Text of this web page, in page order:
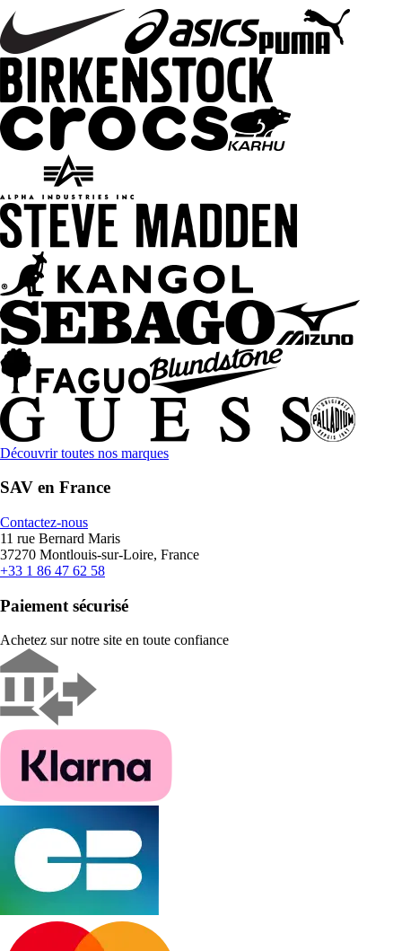
Découvrir toutes nos marques
SAV en France
Contactez-nous
11 rue Bernard Maris
37270 Montlouis-sur-Loire, France
+33 1 86 47 62 58
Paiement sécurisé
Achetez sur notre site en toute confiance